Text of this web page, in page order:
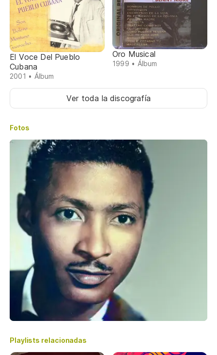
El Voce Del Pueblo
Cubana
2001 • Álbum
Oro Musical
1999 • Álbum
Ver toda la discografía
Fotos
Playlists relacionadas